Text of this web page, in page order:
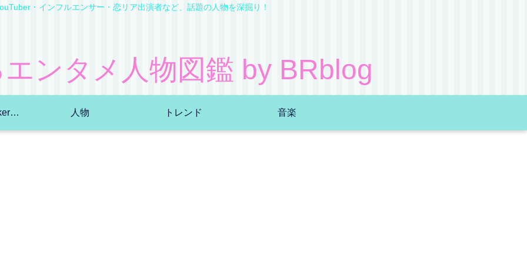
・インフルエンサー・恋リア出演者など、話題の人物を深掘り！
ンタメ人物図鑑 by BRblog
YouTuber・TikToker・ｲﾝﾌﾙｴﾝｻｰ 人物 トレンド 音楽